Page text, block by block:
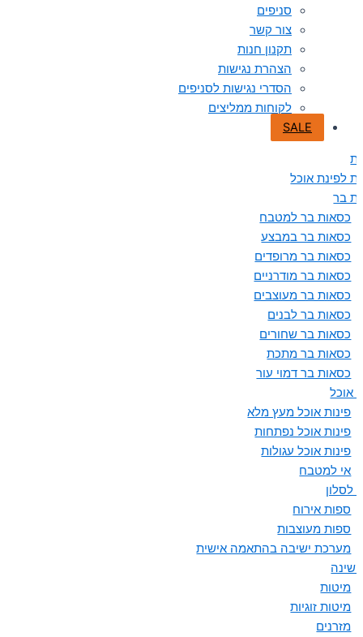
סניפים
צור קשר
תקנון חנות
הצהרת נגישות
הסדרי נגישות לסניפים
לקוחות ממליצים
SALE
לפינת אוכל
בר
כסאות בר למטבח
כסאות בר במבצע
כסאות בר מרופדים
כסאות בר מודרניים
כסאות בר מעוצבים
כסאות בר לבנים
כסאות בר שחורים
כסאות בר מתכת
כסאות בר דמוי עור
אוכל
פינות אוכל מעץ מלא
פינות אוכל נפתחות
פינות אוכל עגולות
אי למטבח
לסלון
ספות אירוח
ספות מעוצבות
מערכת ישיבה בהתאמה אישית
שינה
מיטות
מיטות זוגיות
מזרנים